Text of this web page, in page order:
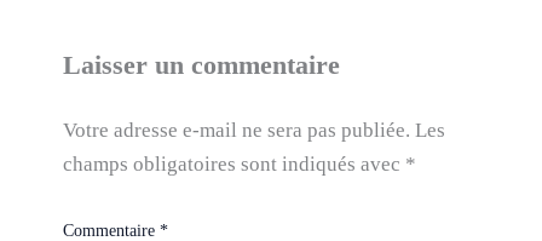
Laisser un commentaire
Votre adresse e-mail ne sera pas publiée. Les
champs obligatoires sont indiqués avec *
Commentaire *